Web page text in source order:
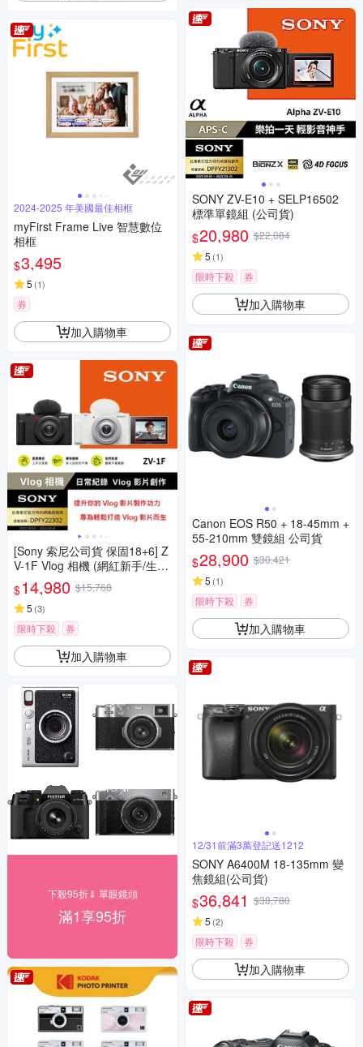
2024-2025 年美國最佳相框
myFirst Frame Live 智慧數位
相框
$3,495
5 (1)
券
加入購物車
[Sony 索尼公司貨 保固18+6] Z
V-1F Vlog 相機 (網紅新手/生活
隨拍)
$14,980 $15,768
5 (3)
限時下殺 券
加入購物車
下殺95折⇓ 單眼鏡頭
滿1享95折
SONY ZV-E10 + SELP16502
標準單鏡組 (公司貨)
$20,980 $22,084
5 (1)
限時下殺 券
加入購物車
Canon EOS R50 + 18-45mm +
55-210mm 雙鏡組 公司貨
$28,900 $30,421
5 (1)
限時下殺 券
加入購物車
12/31前滿3萬登記送1212
SONY A6400M 18-135mm 變
焦鏡組(公司貨)
$36,841 $38,780
5 (2)
限時下殺 券
加入購物車